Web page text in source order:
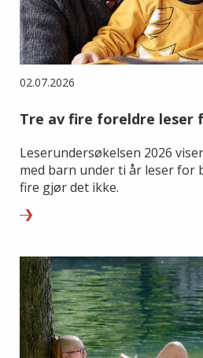
02.07.2026
Tre av fire foreldre leser
Leserundersøkelsen 2026
med barn under ti år leser for
fire gjør det ikke.